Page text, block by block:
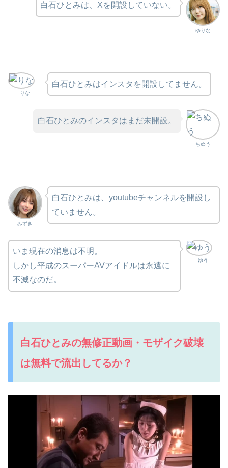
ゆりな
白石ひとみは、Xを開設していない。
りな
白石ひとみはインスタを開設してません。
ちぬう
白石ひとみのインスタはまだ未開設。
みずき
白石ひとみは、youtubeチャンネルを開設し
ていません。
ゆう
いま現在の消息は不明。
しかし平成のスーパーAVアイドルは永遠に
不滅なのだ。
白石ひとみの無修正動画・モザイク破壊
は無料で流出してるか？